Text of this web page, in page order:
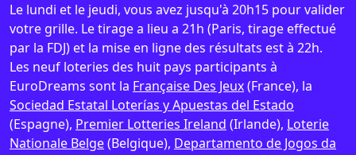
Le lundi et le jeudi, vous avez jusqu'à 20h15 pour valider
votre grille. Le tirage a lieu a 21h (Paris, tirage effectué
par la FDJ) et la mise en ligne des résultats est à 22h.
Les neuf loteries des huit pays participants à
EuroDreams sont la Française Des Jeux(France), la
Sociedad Estatal Loterías y Apuestas del Estado
(Espagne), Premier Lotteries Ireland (Irlande), Loterie
Nationale Belge(Belgique), Departamento de Jogos da